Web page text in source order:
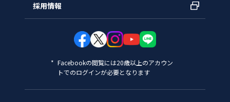
採用情報
Facebookの閲覧には20歳以上のアカウン
トでのログインが必要となります